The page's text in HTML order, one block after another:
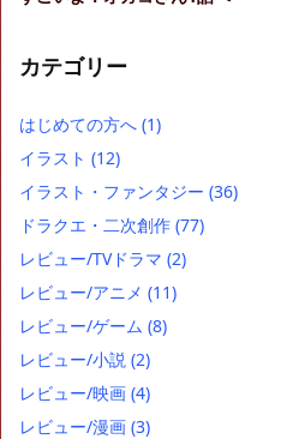
カテゴリー
はじめての方へ (1)
イラスト (12)
イラスト・ファンタジー (36)
ドラクエ・二次創作 (77)
レビュー/TVドラマ (2)
レビュー/アニメ (11)
レビュー/ゲーム (8)
レビュー/小説 (2)
レビュー/映画 (4)
レビュー/漫画 (3)